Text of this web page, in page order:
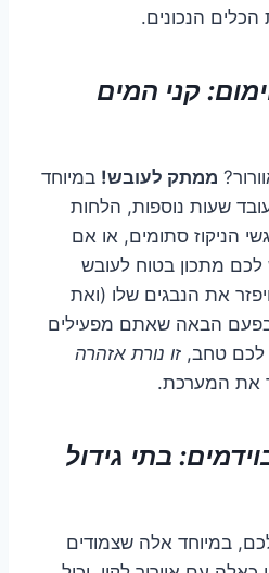
הנכונים.
קני המים
ממתק לעובש! במיוחד
שעות נוספות, הלחות
הניקוז סתומים, או אם
לכם מתכון בטוח לעובש
את הנבגים שלו (ואת
הבאה שאתם מפעילים
לכם טחב, זו נורת אזהרה
את המערכת.
בתי גידול
במיוחד אלה שצמודים